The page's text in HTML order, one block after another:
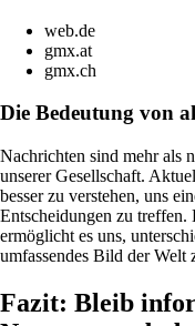
web.de
gmx.at
gmx.ch
Die Bedeutung von
Nachrichten sind mehr als
unserer Gesellschaft.
besser zu verstehen, uns
Entscheidungen zu
ermöglicht es uns,
umfassendes Bild der Welt
Fazit: Bleib